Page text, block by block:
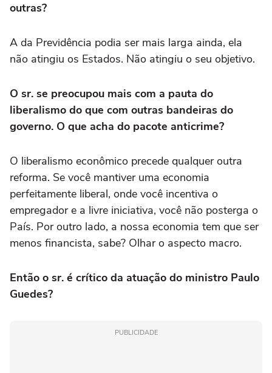
outras?
A da Previdência podia ser mais larga ainda, ela
não atingiu os Estados. Não atingiu o seu objetivo.
O sr. se preocupou mais com a pauta do
liberalismo do que com outras bandeiras do
governo. O que acha do pacote anticrime?
O liberalismo econômico precede qualquer outra
reforma. Se você mantiver uma economia
perfeitamente liberal, onde você incentiva o
empregador e a livre iniciativa, você não posterga o
País. Por outro lado, a nossa economia tem que ser
menos financista, sabe? Olhar o aspecto macro.
Então o sr. é crítico da atuação do ministro Paulo
Guedes?
PUBLICIDADE